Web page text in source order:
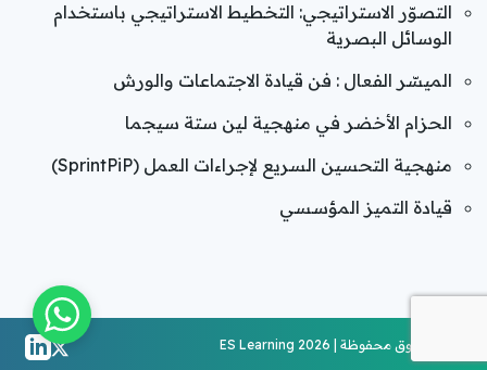
التصوّر الاستراتيجي: التخطيط الاستراتيجي باستخدام
الوسائل البصرية
الميسّر الفعال : فن قيادة الاجتماعات والورش
الحزام الأخضر في منهجية لين ستة سيجما
منهجية التحسين السريع لإجراءات العمل (SprintPiP)
قيادة التميز المؤسسي
جميع الحقوق محفوظة | ES Learning 2026